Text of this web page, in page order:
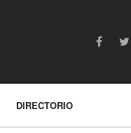
DIRECTORIO